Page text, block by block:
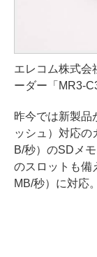
エレコム株式会
ーダー「MR3-
昨今では新製品
ッシュ）対応の
B/秒）のSDメ
のスロットも備
MB/秒）に対応。